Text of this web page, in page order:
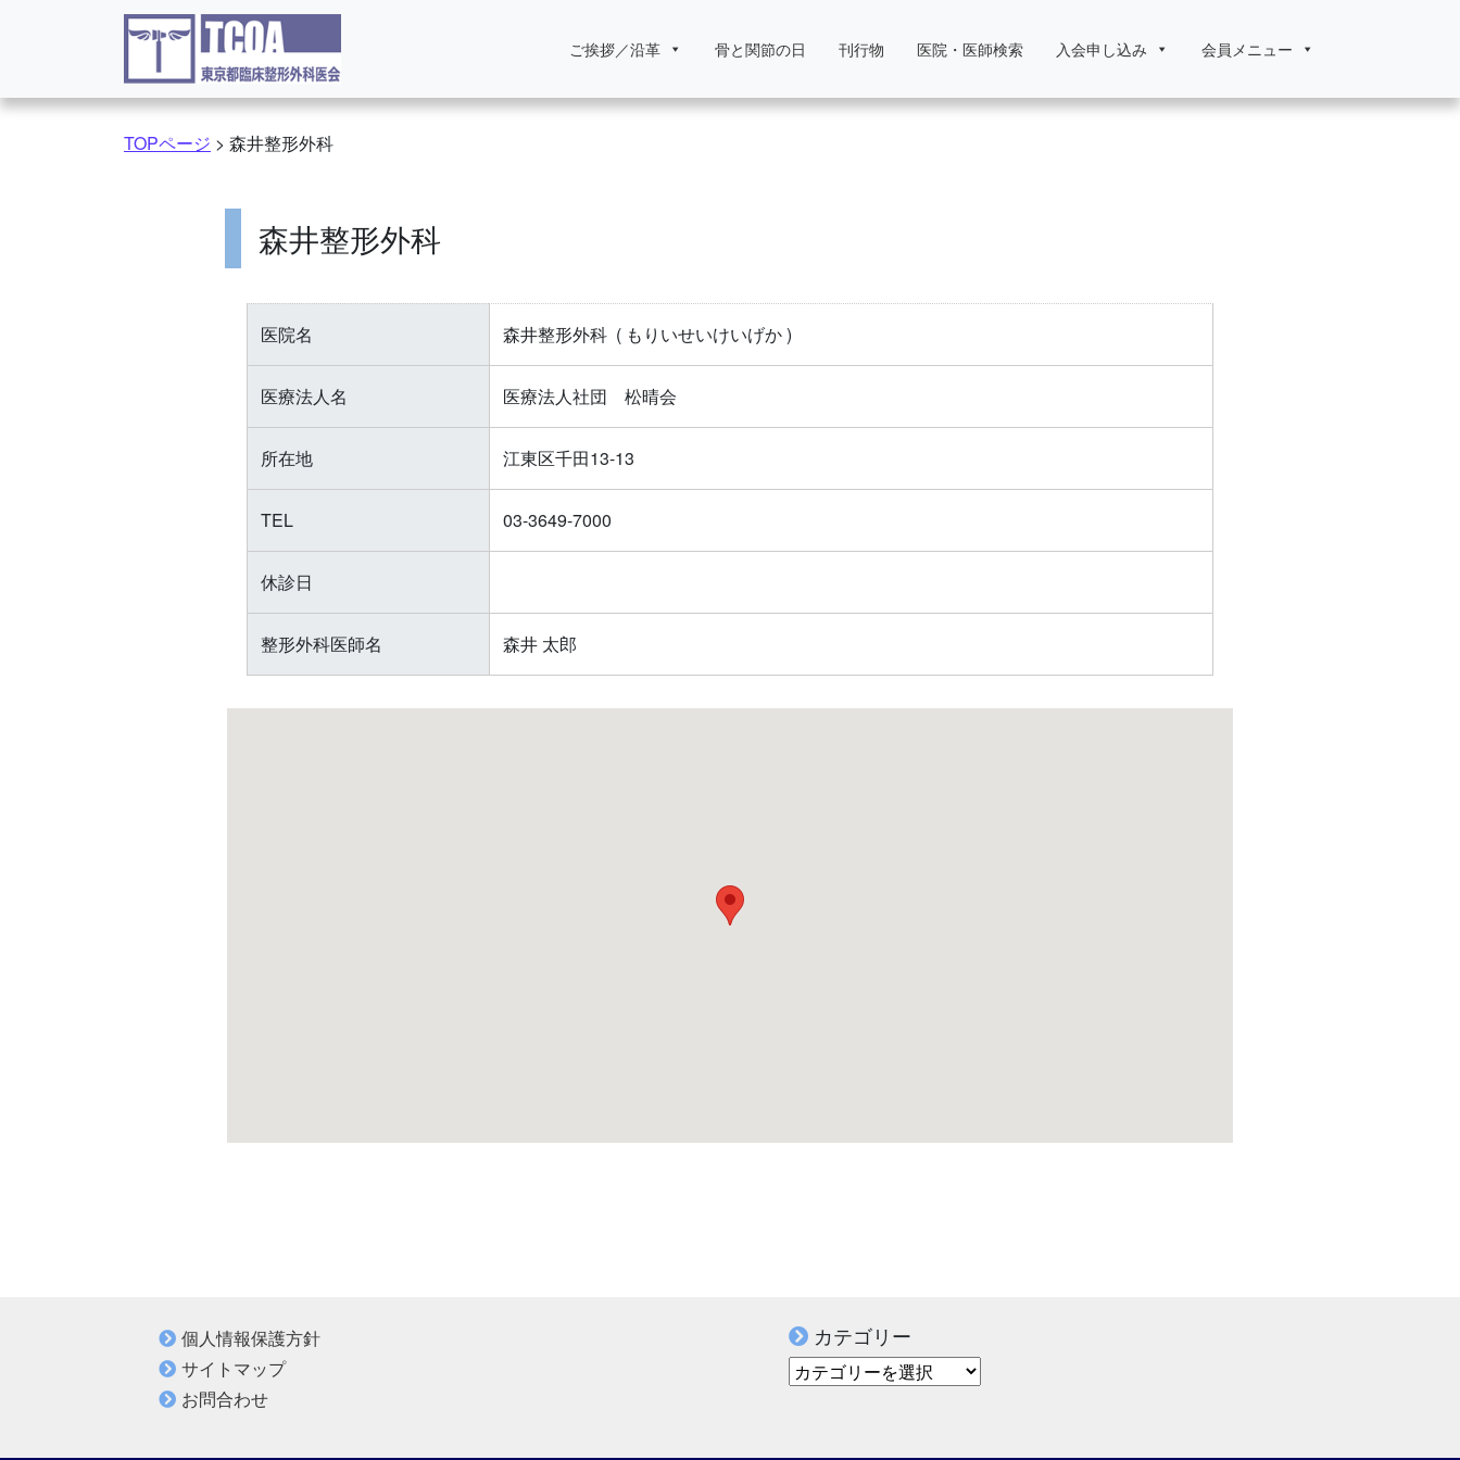
コンテンツへスキップ
ご挨拶／沿革 骨と関節の日 刊行物 医院・医師検索 入会申し込み 会員メニュー
TOPページ > 森井整形外科
森井整形外科
医院名 森井整形外科 ( もりいせいけいげか )
医療法人名 医療法人社団 松晴会
所在地 江東区千田13-13‎
TEL 03-3649-7000
休診日
整形外科医師名 森井 太郎
個人情報保護方針
サイトマップ
お問合わせ
カテゴリー
カテゴリー